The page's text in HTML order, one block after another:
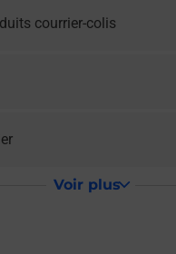
courrier-colis
Voir plus